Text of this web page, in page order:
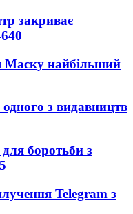
закриває
Маску найбільший
з видавництв
боротьби з
Telegram з